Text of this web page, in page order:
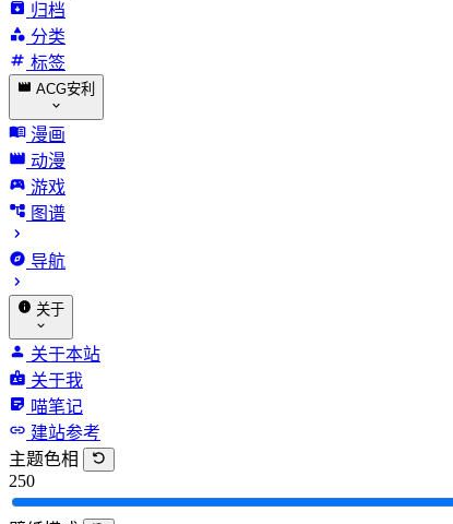
归档
分类
标签
ACG安利
漫画
动漫
游戏
图谱
导航
关于
关于本站
关于我
喵笔记
建站参考
主题色相
250